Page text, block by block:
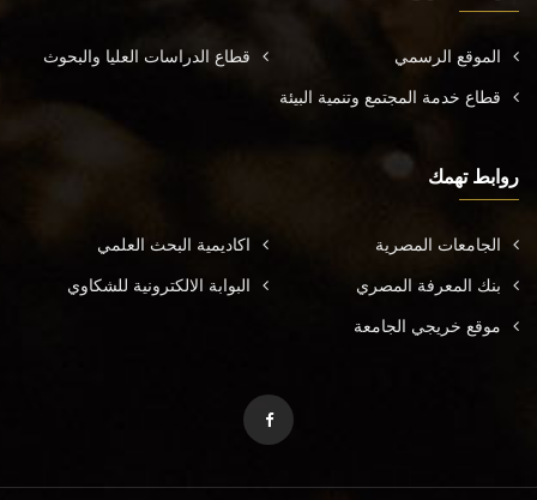
الموقع الرسمي قطاع الدراسات العليا والبحوث
قطاع خدمة المجتمع وتنمية البيئة
روابط تهمك
الجامعات المصرية اكاديمية البحث العلمي
بنك المعرفة المصري البوابة الالكترونية للشكاوي
موقع خريجي الجامعة